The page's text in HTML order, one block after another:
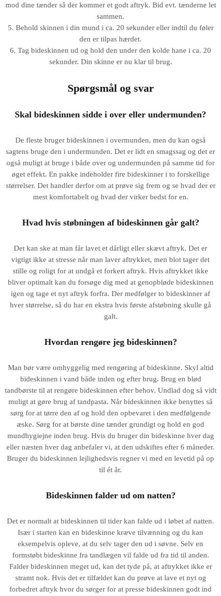
mod dine tænder så der kommer et godt aftryk. Bid evt. tænderne let
sammen.
5. Behold skinnen i din mund i ca. 20 sekunder eller indtil du føler
den er tilpas hærdet.
6. Tag bideskinnen ud og hold den under den kolde hane i ca. 20
sekunder. Din skinne er nu klar til brug.
Spørgsmål og svar
Skal bideskinnen sidde i over eller undermunden?
De fleste bruger bideskinnen i overmunden, men du kan også
sagtens bruge den i undermunden. Det er lidt en smagssag og det er
også muligt at bruge i både over og undermunden på samme tid for
øget effekt. En pakke indeholder fire bideskinner i to forskellige
størrelser. Det handler derfor om at prøve sig frem og se hvad der er
mest komfortabelt og hvad der virker bedst for en.
Hvad hvis støbningen af bideskinnen går galt?
Det kan ske at man får lavet et dårligt eller skævt aftryk. Det er
vigtigt ikke at stresse når man laver aftrykket, men blot tager det
stille og roligt for at undgå et forkert aftryk. Hvis aftrykket ikke
bliver optimalt kan du forsøge dig med at genopbløde bideskinnen
igen og tage et nyt aftryk forfra. Der medfølger to bideskinner af
hver størrelse, så du har en ekstra hvis første afstøbning skulle gå
galt.
Hvordan rengøre jeg bideskinnen?
Man bør være omhyggelig med rengøring af bideskinne. Skyl altid
bideskinnen i vand både inden og efter brug. Brug en blød
tandbørste til at rengøre bideskinnen efter behov. Undlad dog så vidt
muligt at gøre brug af tandpasta. Når bideskinnen ikke benyttes så
sørg for at tørre den af og hold den opbevaret i den medfølgende
æske. Sørg for at børste dine tænder grundigt og hold en god
mundhygiejne inden brug. Hvis du bruger din bideskinne hver dag
eller næsten hver dag anbefaler vi, at den udskiftes efter 6 måneder.
Bruger du bideskinnen lejlighedsvis regner vi med en levetid på op
til ét år.
Bideskinnen falder ud om natten?
Det er normalt at bideskinnen til tider kan falde ud i løbet af natten.
Især i starten kan en bideskinne kræve tilvænning og du kan
eksempelvis opleve, at du selv tager den ud i søvne. Selv en
formstøbt bideskinne fra tandlægen vil falde ud fra tid til anden.
Falder bideskinnen meget ud, kan det tyde på, at aftrykket ikke er
stramt nok. Hvis det er tilfældet kan du prøve at lave et nyt og
forbedret aftryk hvor du sørger for at presse bideskinnen godt ind